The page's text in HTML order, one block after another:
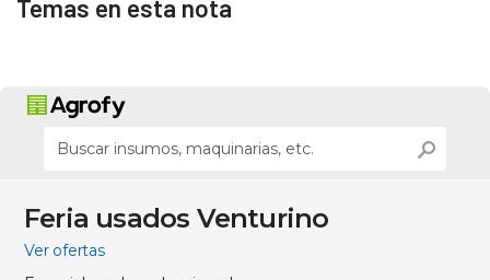
Temas en esta nota
Feria usados Venturino
Ver ofertas